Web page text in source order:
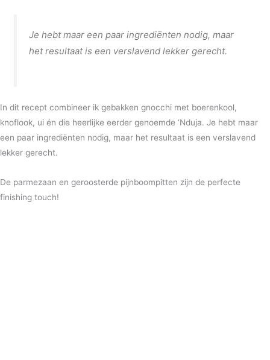
Je hebt maar een paar ingrediënten nodig, maar
het resultaat is een verslavend lekker gerecht.
In dit recept combineer ik gebakken gnocchi met boerenkool,
knoflook, ui én die heerlijke eerder genoemde ‘Nduja. Je hebt maar
een paar ingrediënten nodig, maar het resultaat is een verslavend
lekker gerecht.
De parmezaan en geroosterde pijnboompitten zijn de perfecte
finishing touch!